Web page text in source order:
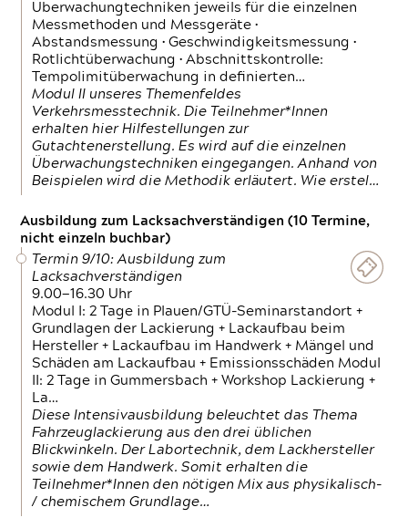
Überwachungtechniken jeweils für die einzelnen
Messmethoden und Messgeräte •
Abstandsmessung • Geschwindigkeitsmessung •
Rotlichtüberwachung • Abschnittskontrolle:
Tempolimitüberwachung in definierten…
Modul II unseres Themenfeldes
Verkehrsmesstechnik. Die Teilnehmer*Innen
erhalten hier Hilfestellungen zur
Gutachtenerstellung. Es wird auf die einzelnen
Überwachungstechniken eingegangen. Anhand von
Beispielen wird die Methodik erläutert. Wie erstel…
Ausbildung zum Lacksachverständigen (10 Termine,
nicht einzeln buchbar)
Termin 9/10: Ausbildung zum
Lacksachverständigen
9.00—16.30 Uhr
Modul I: 2 Tage in Plauen/GTÜ-Seminarstandort +
Grundlagen der Lackierung + Lackaufbau beim
Hersteller + Lackaufbau im Handwerk + Mängel und
Schäden am Lackaufbau + Emissionsschäden Modul
II: 2 Tage in Gummersbach + Workshop Lackierung +
La…
Diese Intensivausbildung beleuchtet das Thema
Fahrzeuglackierung aus den drei üblichen
Blickwinkeln. Der Labortechnik, dem Lackhersteller
sowie dem Handwerk. Somit erhalten die
Teilnehmer*Innen den nötigen Mix aus physikalisch-
/ chemischem Grundlage…